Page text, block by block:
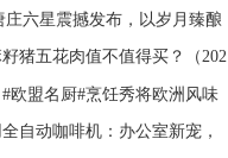
庄六星震撼发布，以岁月臻酿
猪五花肉值不值得买？（202
欧盟名厨#烹饪秀将欧洲风味
自动咖啡机：办公室新宠，